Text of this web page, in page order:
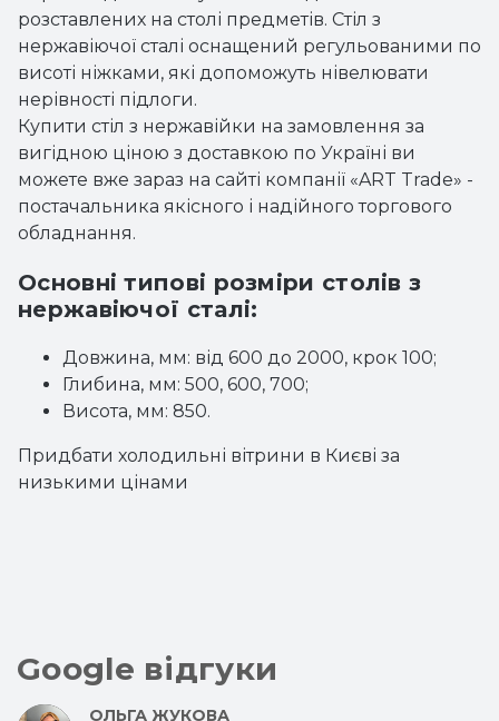
розставлених на столі предметів. Стіл з
нержавіючої сталі оснащений регульованими по
висоті ніжками, які допоможуть нівелювати
нерівності підлоги.
Купити стіл з нержавійки на замовлення за
вигідною ціною з доставкою по Україні ви
можете вже зараз на сайті компанії «ART Trade» -
постачальника якісного і надійного торгового
обладнання.
Основні типові розміри столів з
нержавіючої сталі:
Довжина, мм: від 600 до 2000, крок 100;
Глибина, мм: 500, 600, 700;
Висота, мм: 850.
Придбати холодильні вітрини в Києві за
низькими цінами
Google відгуки
ОЛЬГА ЖУКОВА